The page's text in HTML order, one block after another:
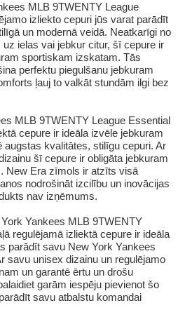
MLB 9TWENTY League
izliekto cepuri jūs varat parādīt
un modernā veidā. Neatkarīgi no
ielas vai jebkur citur, šī cepure ir
sportiskam izskatam. Tās
perfektu piegulšanu jebkuram
ļauj to valkāt stundām ilgi bez
MLB 9TWENTY League Essential
cepure ir ideāla izvēle jebkuram
augstas kvalitātes, stilīgu cepuri. Ar
šī cepure ir obligāta jebkuram
New Era zīmols ir atzīts visā
nodrošināt izcilību un inovācijas
nav izņēmums.
Yankees MLB 9TWENTY
regulējamā izliektā cepure ir ideāla
parādīt savu New York Yankees
savu unisex dizainu un regulējamo
un garantē ērtu un drošu
garām iespēju pievienot šo
savu atbalstu komandai